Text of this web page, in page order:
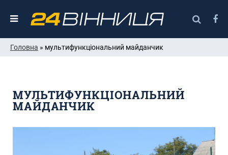
Головна » мультифункціональний майданчик
МУЛЬТИФУНКЦІОНАЛЬНИЙ
МАЙДАНЧИК